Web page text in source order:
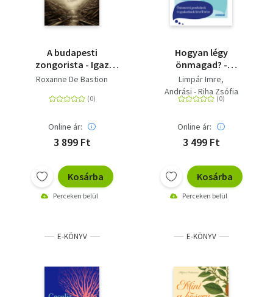
A budapesti
zongorista - Igaz
történet zenéről,
Roxanne De Bastion
Online ár:
3 899 Ft
Kosárba
Perceken belül
Hogyan légy
önmagad? -
Önismereti
gondolatok és
gyakorlatok hétről
Limpár Imre
Andrási - Riha Zsófia
Online ár:
3 499 Ft
Kosárba
Perceken belül
E-KÖNYV E-KÖNYV